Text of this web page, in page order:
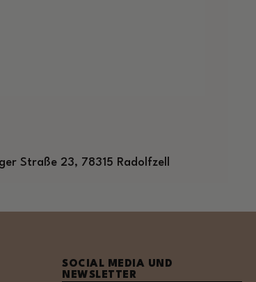
Straße 23, 78315 Radolfzell
SOCIAL MEDIA UND
NEWSLETTER